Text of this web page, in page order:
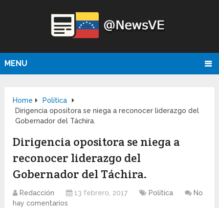
MENU
Home
Política
Dirigencia opositora se niega a reconocer liderazgo del
Gobernador del Táchira.
Dirigencia opositora se niega a
reconocer liderazgo del
Gobernador del Táchira.
Redacción 13 febrero, 2017 Política
No
hay comentarios